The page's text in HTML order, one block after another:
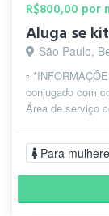
R$800,00 por
Aluga se
São Paulo,
▫️
conjugado com
Área de serviço
Para